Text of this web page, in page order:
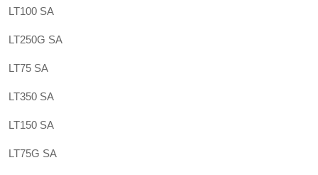
LT100 SA
LT250G SA
LT75 SA
LT350 SA
LT150 SA
LT75G SA